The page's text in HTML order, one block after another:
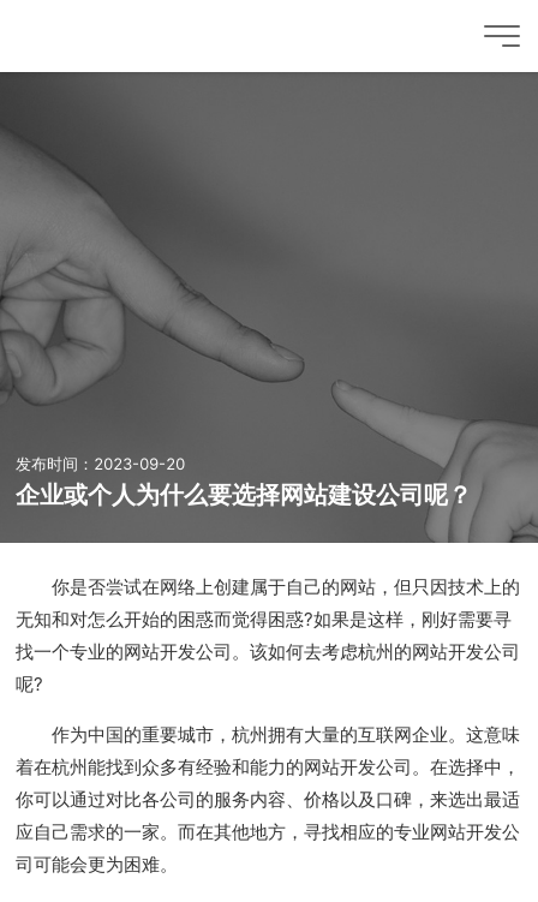
发布时间：2023-09-20
企业或个人为什么要选择网站建设公司呢？
你是否尝试在网络上创建属于自己的网站，但只因技术上的
无知和对怎么开始的困惑而觉得困惑?如果是这样，刚好需要寻
找一个专业的网站开发公司。该如何去考虑杭州的网站开发公司
呢?
作为中国的重要城市，杭州拥有大量的互联网企业。这意味
着在杭州能找到众多有经验和能力的网站开发公司。在选择中，
你可以通过对比各公司的服务内容、价格以及口碑，来选出最适
应自己需求的一家。而在其他地方，寻找相应的专业网站开发公
司可能会更为困难。